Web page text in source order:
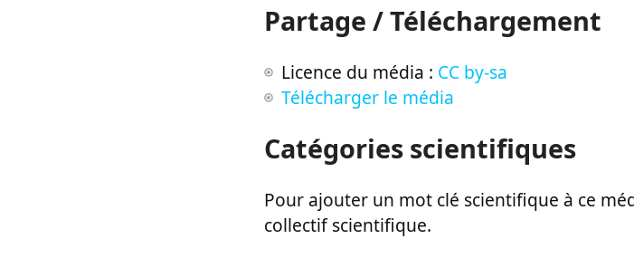
Partage / Téléchargement
Licence du média : CC by-sa
Télécharger le média
Catégories scientifiques
Pour ajouter un mot clé scientifique à ce
collectif scientifique.